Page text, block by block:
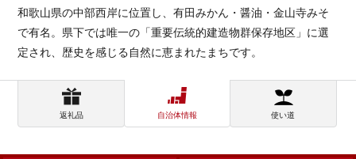
和歌山県の中部西岸に位置し、有田みかん・醤油・金山寺みそ
で有名。県下では唯一の「重要伝統的建造物群保存地区」に選
定され、歴史を感じる自然に恵まれたまちです。
返礼品 自治体情報 使い道